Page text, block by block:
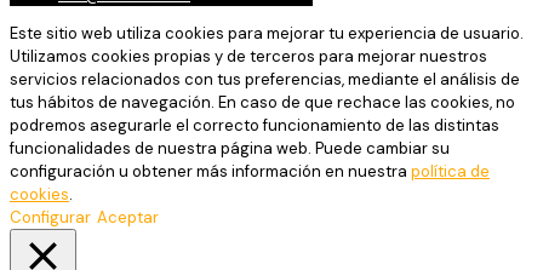
Este sitio web utiliza cookies para mejorar tu experiencia de usuario.
Utilizamos cookies propias y de terceros para mejorar nuestros
servicios relacionados con tus preferencias, mediante el análisis de
tus hábitos de navegación. En caso de que rechace las cookies, no
podremos asegurarle el correcto funcionamiento de las distintas
funcionalidades de nuestra página web. Puede cambiar su
configuración u obtener más información en nuestra política de
cookies.
Configurar Aceptar